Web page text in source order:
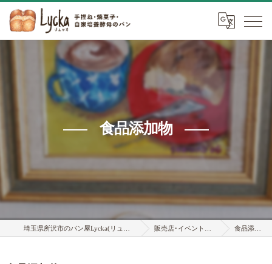
食品添加物
販売店･イベント情報 食品添加物